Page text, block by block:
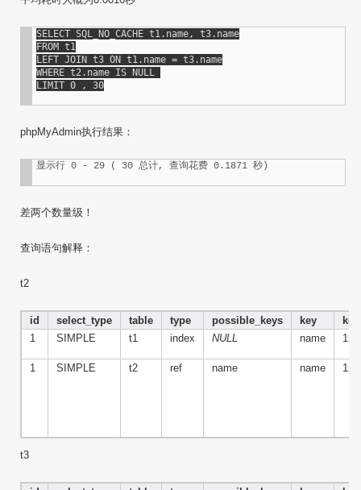
SELECT SQL_NO_CACHE t1.name, t3.name
FROM t1
LEFT JOIN t3 ON t1.name = t3.name
WHERE t2.name IS NULL
LIMIT 0 , 30
phpMyAdmin执行结果：
显示行 0 - 29 ( 30 总计, 查询花费 0.1871 秒)
差两个数量级！
查询语句解释：
t2
id select_type table type possible_keys key
1
SIMPLE t1 index NULL name 152
1 SIMPLE t2 ref name name 152
t3